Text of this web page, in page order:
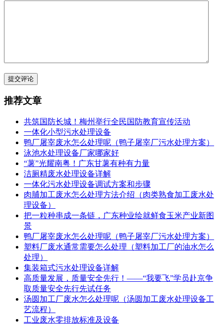
提交评论
推荐文章
共筑国防长城！梅州举行全民国防教育宣传活动
一体化小型污水处理设备
鸭厂屠宰废水怎么处理呢（鸭子屠宰厂污水处理方案）
泳池水处理设备厂家哪家好
“薯”光耀南粤！广东甘薯有种有力量
洁厕精废水处理设备详解
一体化污水处理设备调试方案和步骤
肉脯加工废水怎么处理方法介绍（肉类熟食加工废水处
理设备）
把一粒种串成一条链，广东种业绘就鲜食玉米产业新图
景
鸭厂屠宰废水怎么处理呢（鸭子屠宰厂污水处理方案）
塑料厂废水通常需要怎么处理（塑料加工厂的油水怎么
处理）
集装箱式污水处理设备详解
高质量发展，质量安全先行！——“我要飞”学员赴京争
取质量安全先行先试任务
汤圆加工厂废水怎么处理呢（汤圆加工废水处理设备工
艺流程）
工业废水零排放标准及设备